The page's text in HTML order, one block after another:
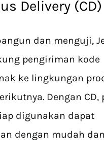
Delivery (CD)
dan menguji,
pengiriman kode
ke lingkungan
Dengan CD,
digunakan dapat
dengan mudah